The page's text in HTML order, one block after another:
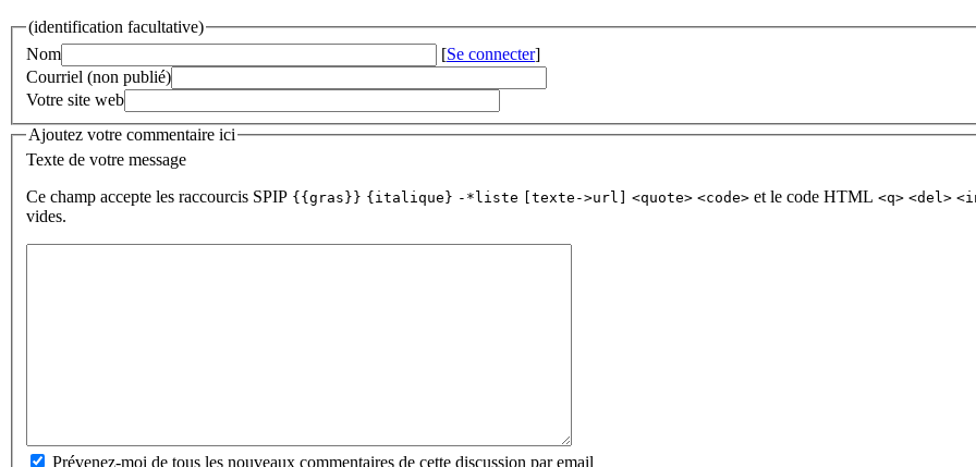
(identification facultative)
Nom
[Se connecter]
Courriel (non publié)
Votre site web
Ajoutez votre commentaire ici
Texte de votre message
Ce champ accepte les raccourcis SPIP {{gras}} {italique} -*liste [texte->url] <quote> <code> et le code HTML <q> <del>
vides.
Prévenez-moi de tous les nouveaux commentaires de cette discussion par email